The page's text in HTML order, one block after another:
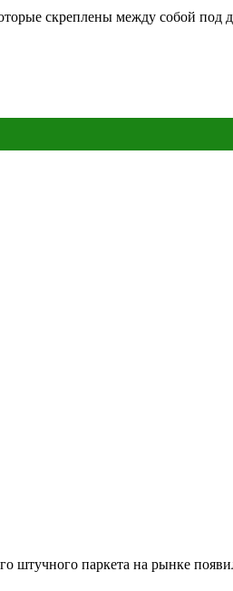
скреплены между собой
штучного паркета на рынке